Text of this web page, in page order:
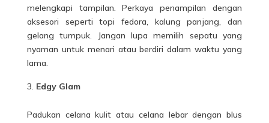
melengkapi tampilan. Perkaya penampilan dengan
aksesori seperti topi fedora, kalung panjang, dan
gelang tumpuk. Jangan lupa memilih sepatu yang
nyaman untuk menari atau berdiri dalam waktu yang
lama.
Edgy Glam
Padukan celana kulit atau celana lebar dengan blus